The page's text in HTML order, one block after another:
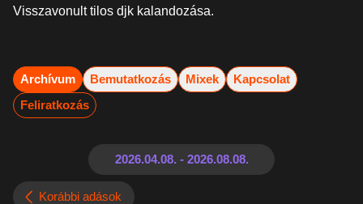
Visszavonult tilos djk kalandozása.
Archívum Bemutatkozás Mixek
Kapcsolat
Feliratkozás
Korábbi adások